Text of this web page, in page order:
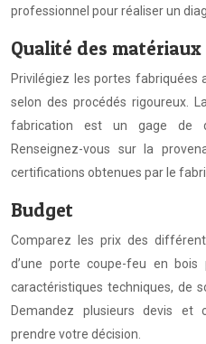
professionnel pour réaliser un
Qualité des
Privilégiez les portes
selon des procédés rigoureux.
fabrication est un gage de
Renseignez-vous sur la
certifications obtenues par le
Budget
Comparez les prix des
d’une porte coupe-feu en
caractéristiques techniques, de
Demandez plusieurs devis
prendre votre décision.